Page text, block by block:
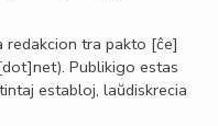
redakcion tra pakto [ĉe]
. Publikigo estas
establoj, laŭdiskrecia